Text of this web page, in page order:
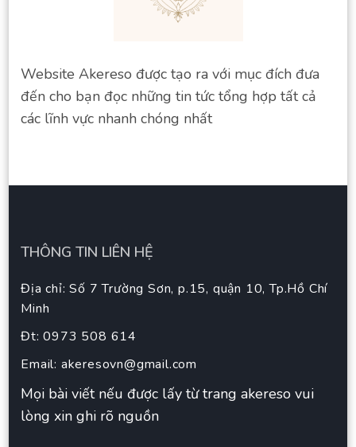
Website Akereso được tạo ra với mục đích đưa
đến cho bạn đọc những tin tức tổng hợp tất cả
các lĩnh vực nhanh chóng nhất
THÔNG TIN LIÊN HỆ
Địa chỉ: Số 7 Trường Sơn, p.15, quận 10, Tp.Hồ Chí
Minh
Đt: 0973 508 614
Email: akeresovn@gmail.com
Mọi bài viết nếu được lấy từ trang akereso vui
lòng xin ghi rõ nguồn